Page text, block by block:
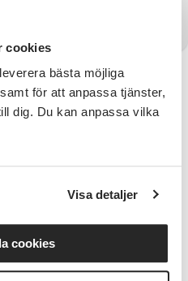
cookies
bästa möjliga
för att anpassa tjänster,
dig. Du kan anpassa vilka
Visa detaljer
cookies